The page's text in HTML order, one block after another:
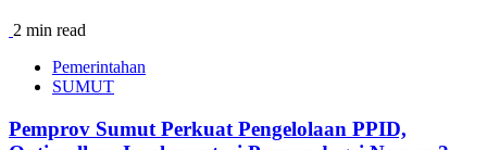
2 min read
Pemerintahan
SUMUT
Pemprov Sumut Perkuat Pengelolaan PPID,